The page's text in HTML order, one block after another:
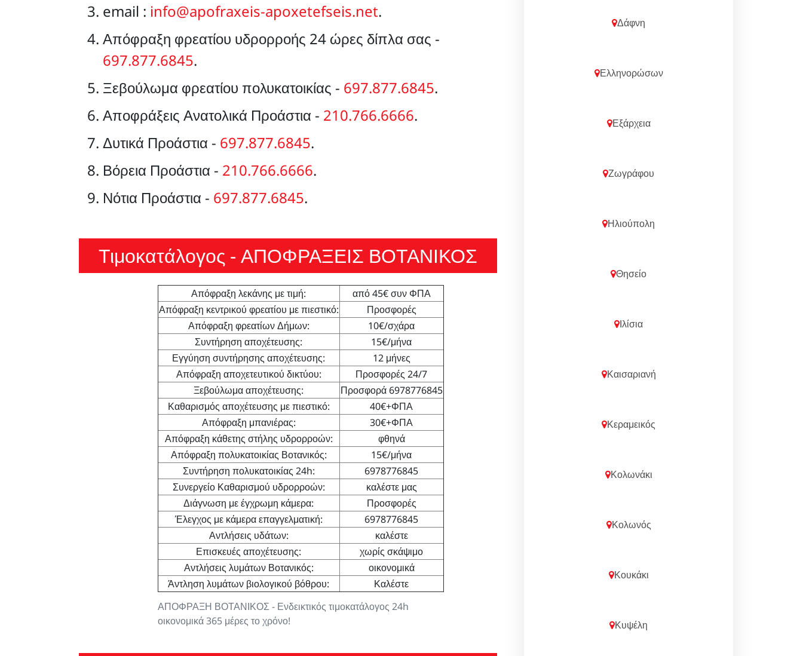
email : info@apofraxeis-apoxetefseis.net.
Απόφραξη φρεατίου υδρορροής 24 ώρες δίπλα σας -
697.877.6845.
Ξεβούλωμα φρεατίου πολυκατοικίας - 697.877.6845.
Αποφράξεις Ανατολικά Προάστια - 210.766.6666.
Δυτικά Προάστια - 697.877.6845.
Βόρεια Προάστια - 210.766.6666.
Νότια Προάστια - 697.877.6845.
Τιμοκατάλογος - ΑΠΟΦΡΑΞΕΙΣ ΒΟΤΑΝΙΚΟΣ
ΑΠΟΦΡΑΞΗ ΒΟΤΑΝΙΚΟΣ - Ενδεικτικός τιμοκατάλογος 24h
οικονομικά 365 μέρες το χρόνο!
Απόφραξη λεκάνης με τιμή:
από 45€ συν ΦΠΑ
Απόφραξη κεντρικού φρεατίου με πιεστικό:
Προσφορές
Απόφραξη φρεατίων Δήμων:
10€/σχάρα
Συντήρηση αποχέτευσης:
15€/μήνα
Εγγύηση συντήρησης αποχέτευσης:
12 μήνες
Απόφραξη αποχετευτικού δικτύου:
Προσφορές 24/7
Ξεβούλωμα αποχέτευσης:
Προσφορά 6978776845
Καθαρισμός αποχέτευσης με πιεστικό:
40€+ΦΠΑ
Απόφραξη μπανιέρας:
30€+ΦΠΑ
Απόφραξη κάθετης στήλης υδρορροών:
φθηνά
Απόφραξη πολυκατοικίας Βοτανικός:
15€/μήνα
Συντήρηση πολυκατοικίας 24h:
6978776845
Συνεργείο Καθαρισμού υδρορροών:
καλέστε μας
Διάγνωση με έγχρωμη κάμερα:
Προσφορές
Έλεγχος με κάμερα επαγγελματική:
6978776845
Αντλήσεις υδάτων:
καλέστε
Επισκευές αποχέτευσης:
χωρίς σκάψιμο
Αντλήσεις λυμάτων Βοτανικός:
οικονομικά
Άντληση λυμάτων βιολογικού βόθρου:
Καλέστε
Δάφνη
Ελληνορώσων
Εξάρχεια
Ζωγράφου
Ηλιούπολη
Θησείο
Ιλίσια
Καισαριανή
Κεραμεικός
Κολωνάκι
Κολωνός
Κουκάκι
Κυψέλη